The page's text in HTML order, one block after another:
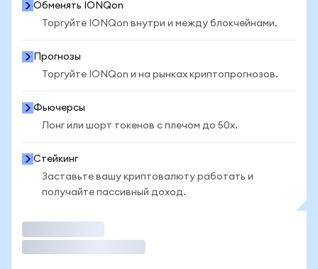
Обменять IONQon
Торгуйте IONQon внутри и между блокчейнами.
Прогнозы
Торгуйте IONQon и на рынках криптопрогнозов.
Фьючерсы
Лонг или шорт токенов с плечом до 50x.
Стейкинг
Заставьте вашу криптовалюту работать и
получайте пассивный доход.